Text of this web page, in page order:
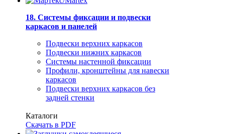
18. Системы фиксации и подвески
каркасов и панелей
Подвески верхних каркасов
Подвески нижних каркасов
Системы настенной фиксации
Профили, кронштейны для навески
каркасов
Подвески верхних каркасов без
задней стенки
Каталоги
Скачать в PDF